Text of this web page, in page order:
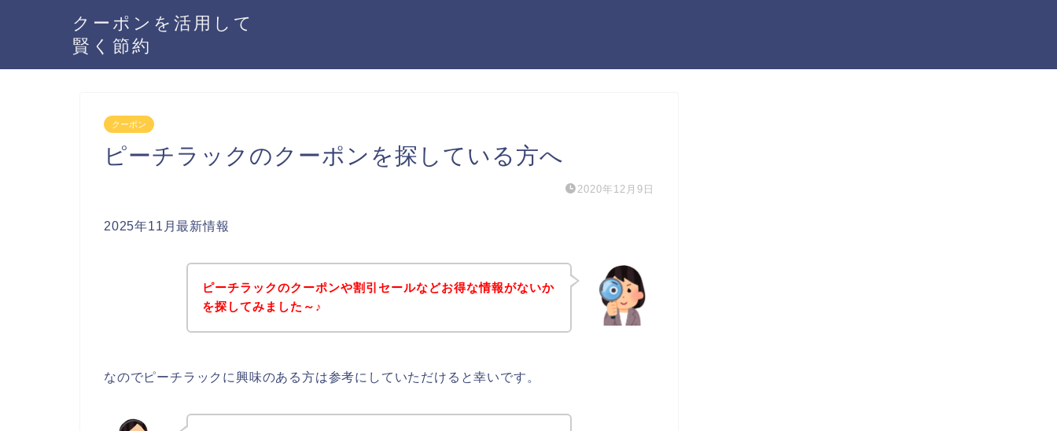
クーポンを活用して
賢く節約
クーポン
ピーチラックのクーポンを探している方へ
2020年12月9日
2025年11月最新情報
ピーチラックのクーポンや割引セールなどお得な情報がないか
を探してみました～♪
なのでピーチラックに興味のある方は参考にしていただけると幸いです。